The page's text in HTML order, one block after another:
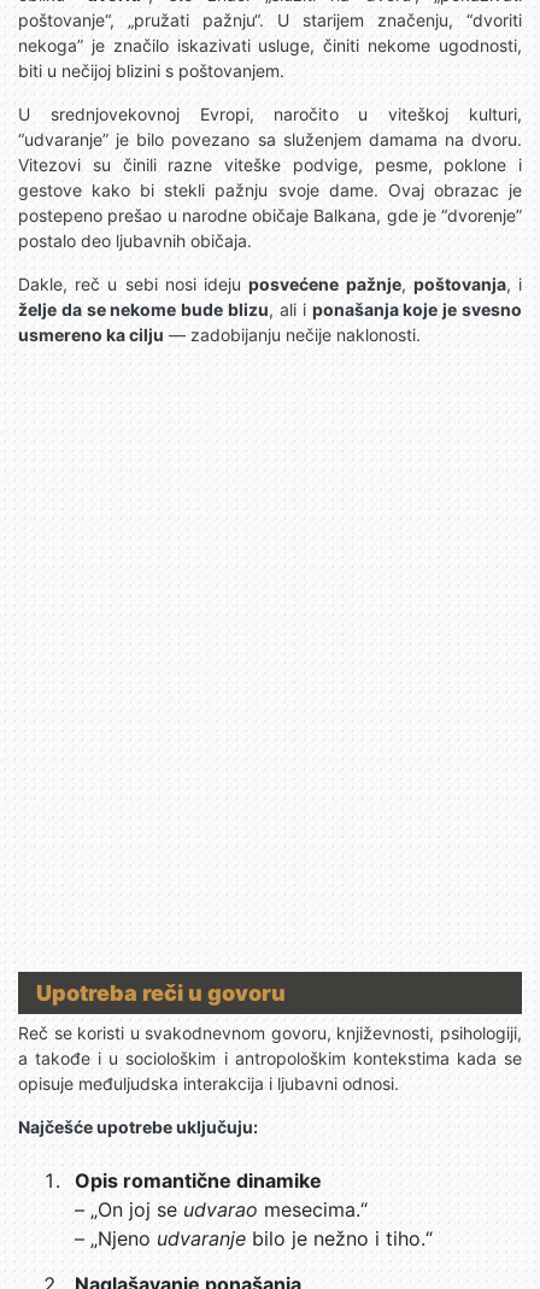
poštovanje“, „pružati pažnju“. U starijem značenju, “dvoriti
nekoga” je značilo iskazivati usluge, činiti nekome ugodnosti,
biti u nečijoj blizini s poštovanjem.
U srednjovekovnoj Evropi, naročito u viteškoj kulturi,
“udvaranje” je bilo povezano sa služenjem damama na dvoru.
Vitezovi su činili razne viteške podvige, pesme, poklone i
gestove kako bi stekli pažnju svoje dame. Ovaj obrazac je
postepeno prešao u narodne običaje Balkana, gde je “dvorenje”
postalo deo ljubavnih običaja.
Dakle, reč u sebi nosi idejuposvećene pažnje,poštovanja, i
želje da se nekome bude blizu, ali i ponašanja koje je svesno
usmereno ka cilju — zadobijanju nečije naklonosti.
Upotreba reči u govoru
Reč se koristi u svakodnevnom govoru, književnosti, psihologiji,
a takođe i u sociološkim i antropološkim kontekstima kada se
opisuje međuljudska interakcija i ljubavni odnosi.
Najčešće upotrebe uključuju:
Opis romantične dinamike
– „On joj se udvarao mesecima.“
– „Njeno udvaranjebilo je nežno i tiho.“
Naglašavanje ponašanja